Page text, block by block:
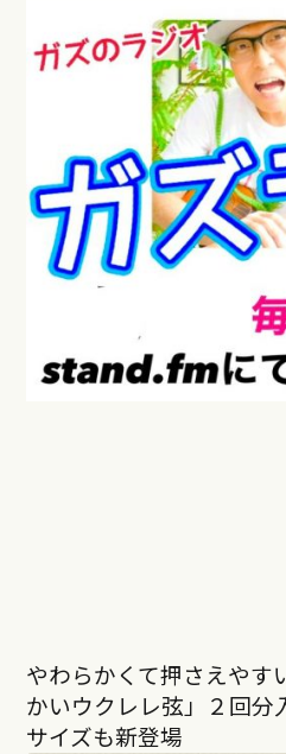
やわらかくて押さえやす
かいウクレレ弦」２回分
サイズも新登場